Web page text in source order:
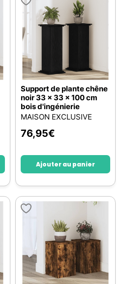
Support de plante chêne
noir 33 x 33 x 100 cm
bois d'ingénierie
MAISON EXCLUSIVE
76,95€
Ajouter au panier